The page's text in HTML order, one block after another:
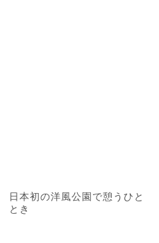
日本初の洋風公園で憩うひと
とき